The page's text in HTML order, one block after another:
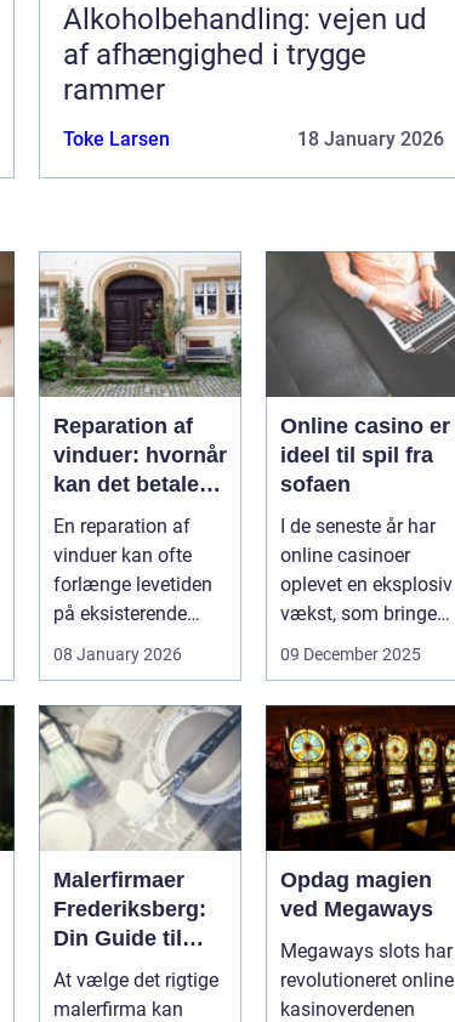
Alkoholbehandling: vejen ud
af afhængighed i trygge
rammer
Toke Larsen 18 January 2026
Reparation af
vinduer: hvornår
kan det betale
sig?
En reparation af
vinduer kan ofte
forlænge levetiden
på eksisterende
08 January 2026
Online casino er
ideel til spil fra
sofaen
I de seneste år har
online casinoer
oplevet en eksplosiv
vækst, som bringer
spændi...
09 December 2025
Malerfirmaer
Frederiksberg:
Din Guide til
Kvalitet og
Service
At vælge det rigtige
malerfirma kan
Opdag magien
ved Megaways
Megaways slots har
revolutioneret online
kasinoverdenen